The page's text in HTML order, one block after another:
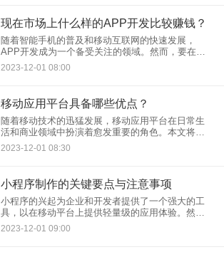
现在市场上什么样的APP开发比较赚钱？
随着智能手机的普及和移动互联网的快速发展，
APP开发成为一个备受关注的领域。然而，要在竞
争激烈的市场中脱颖而出，并实现盈利，开发者需
要深入了解当前市场趋势和用户需求。本文将探讨
2023-12-01 08:00
移动应用平台具备哪些优点？
随着移动技术的迅猛发展，移动应用平台在日常生
活和商业领域中扮演着愈发重要的角色。本文将探
讨移动应用平台的优势，以帮助读者更好地理解为
何移动应用在当今社会如此受欢迎。
2023-12-01 08:30
小程序制作的关键要点与注意事项
小程序的兴起为企业和开发者提供了一个强大的工
具，以在移动平台上提供轻量级的应用体验。然
而，小程序制作过程中需要注意一系列关键要点，
以确保最终产品具有良好的用户体验和实用性。以
2023-12-01 09:00